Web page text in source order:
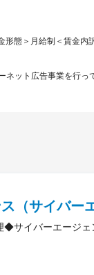
形態＞月給制＜賃金内
ット広告事業を行っ
（サイバー
◆サイバーエージ